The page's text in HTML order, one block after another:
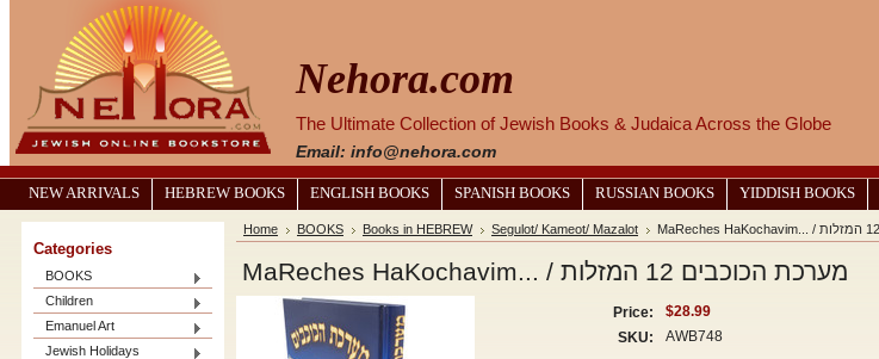
Nehora.com
The Ultimate Collection of Jewish Books & Judaica Across the Globe
Email: info@nehora.com
NEW ARRIVALS HEBREW BOOKS ENGLISH BOOKS SPANISH BOOKS RUSSIAN BOOKS YIDDISH BOOKS
Categories
BOOKS
Children
Emanuel Art
Jewish Holidays
Home BOOKS Books in HEBREW Segulot/ Kameot/ Mazalot
MaReches HaKochavim... / מערכת הכוכבים 12 המזלות
Price:
$28.99
SKU:
AWB748